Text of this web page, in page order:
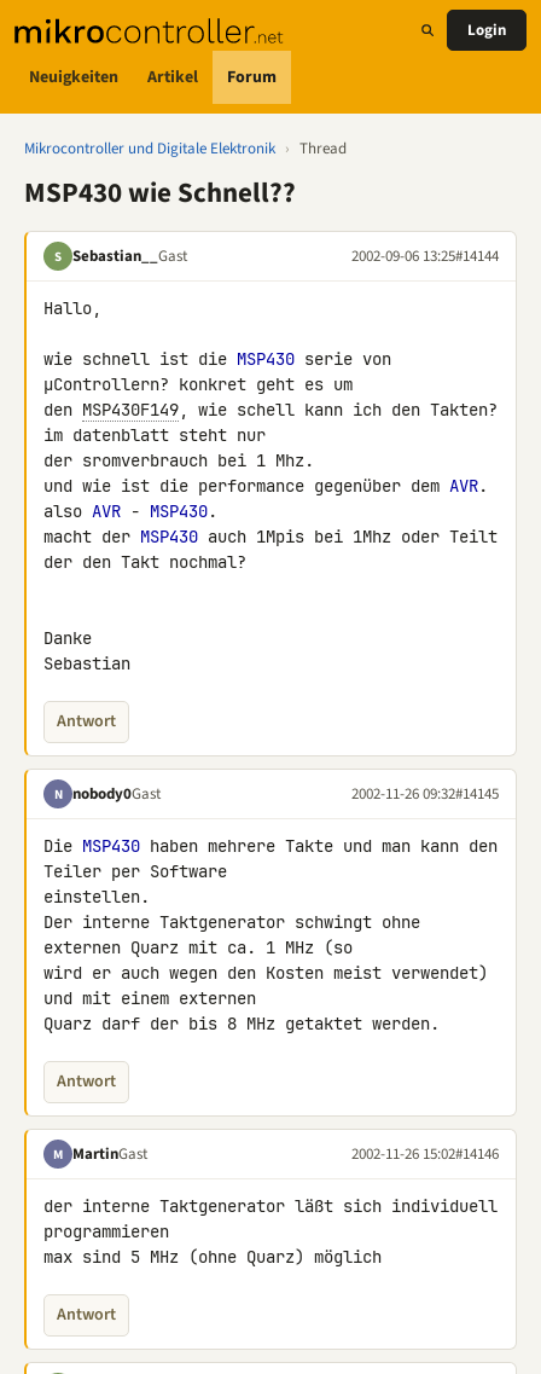
Neuigkeiten Artikel Forum
Login
Mikrocontroller und Digitale Elektronik › Thread
MSP430 wie Schnell??
S Sebastian__ Gast 2002-09-06 13:25#14144
Hallo,
wie schnell ist die MSP430 serie von
µControllern? konkret geht es um
den MSP430F149, wie schell kann ich den Takten?
im datenblatt steht nur
der sromverbrauch bei 1 Mhz.
und wie ist die performance gegenüber dem AVR.
also AVR - MSP430.
macht der MSP430 auch 1Mpis bei 1Mhz oder Teilt
der den Takt nochmal?
Danke
Sebastian
Antwort
N nobody0Gast 2002-11-26 09:32#14145
Die MSP430 haben mehrere Takte und man kann den
Teiler per Software
einstellen.
Der interne Taktgenerator schwingt ohne
externen Quarz mit ca. 1 MHz (so
wird er auch wegen den Kosten meist verwendet)
und mit einem externen
Quarz darf der bis 8 MHz getaktet werden.
Antwort
M MartinGast 2002-11-26 15:02#14146
der interne Taktgenerator läßt sich individuell
programmieren
max sind 5 MHz (ohne Quarz) möglich
Antwort